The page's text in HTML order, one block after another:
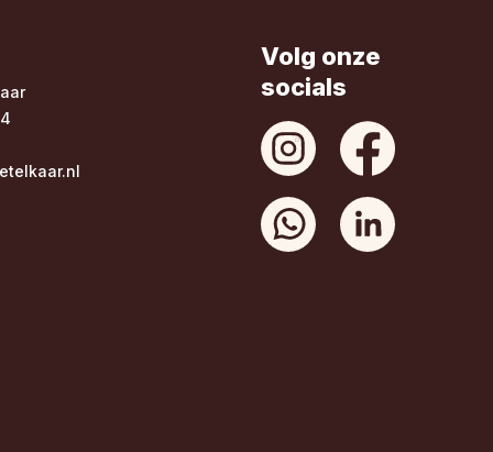
Volg onze
socials